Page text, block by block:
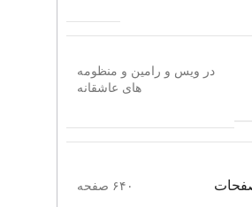
در ویس و رامین و منظومه
های عاشقانه
۶۴۰ صفحه